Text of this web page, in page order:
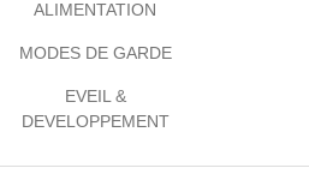
ALIMENTATION
MODES DE GARDE
EVEIL &
DEVELOPPEMENT